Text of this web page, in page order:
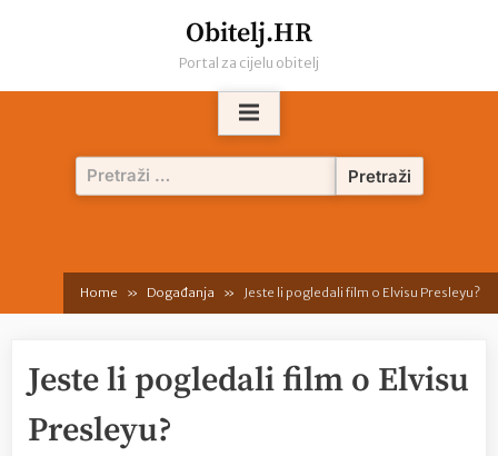
Obitelj.HR
Portal za cijelu obitelj
Pretraži:
Home Događanja Jeste li pogledali film o Elvisu Presleyu?
Jeste li pogledali film o Elvisu
Presleyu?